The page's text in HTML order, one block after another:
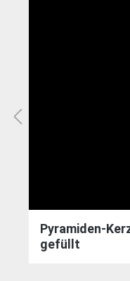
Pyramiden-
gefüllt